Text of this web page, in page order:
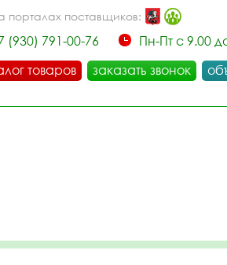
порталах поставщиков:
(930) 791-00-76
Пн-Пт с 9.00
товаров
заказать звонок